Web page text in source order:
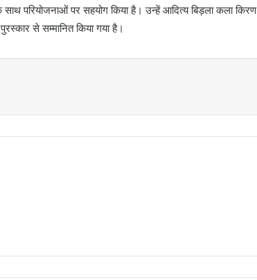
परियोजनाओं पर सहयोग किया है। उन्हें आदित्य बिड़ला कला किरण
से सम्मानित किया गया है।